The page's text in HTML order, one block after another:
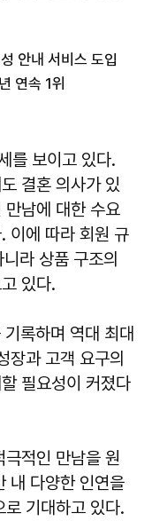
안내 서비스 도입
연속 1위
를 보이고 있다.
결혼 의사가 있
만남에 대한 수요
이에 따라 회원 규
라 상품 구조의
있다.
록하며 역대 최대
장과 고객 요구의
필요성이 커졌다
적인 만남을 원
내 다양한 인연을
기대하고 있다.